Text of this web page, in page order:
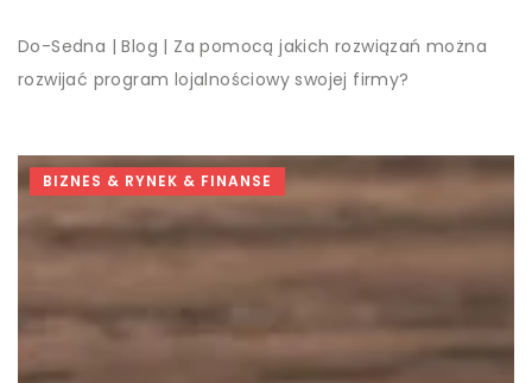
Do-Sedna |Blog | Za pomocą jakich rozwiązań można
rozwijać program lojalnościowy swojej firmy?
BIZNES & RYNEK & FINANSE